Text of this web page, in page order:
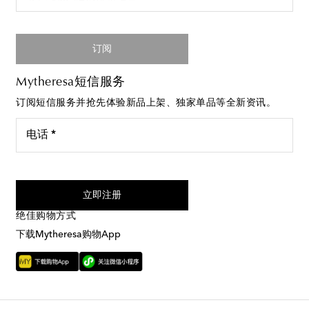
订阅
Mytheresa短信服务
订阅短信服务并抢先体验新品上架、独家单品等全新资讯。
电话 *
立即注册
绝佳购物方式
下载Mytheresa购物App